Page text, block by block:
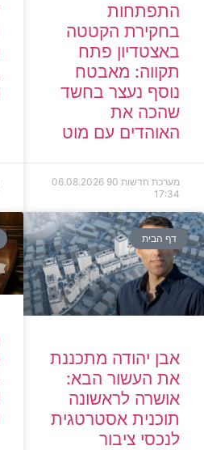
התפתחות
בחקירת הקטטה
באצטדיון פתח
תקווה: מאבטח
נוסף נעצר בחשד
שהכה את
האוהדים עם מוט
מערכת חדשות 90
06.08.2026
17:34
דף הבית
אבן יהודה מתכננת
את העשור הבא:
אושרה לראשונה
תוכנית אסטרטגית
לנכסי ציבור